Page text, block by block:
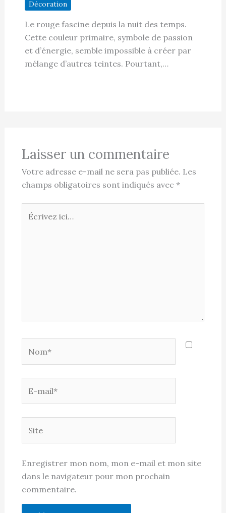
Décoration
Le rouge fascine depuis la nuit des temps.
Cette couleur primaire, symbole de passion
et d’énergie, semble impossible à créer par
mélange d’autres teintes. Pourtant,…
Laisser un commentaire
Votre adresse e-mail ne sera pas publiée. Les
champs obligatoires sont indiqués avec *
ici…
mail*
Enregistrer mon nom, mon e-mail et mon site
dans le navigateur pour mon prochain
commentaire.